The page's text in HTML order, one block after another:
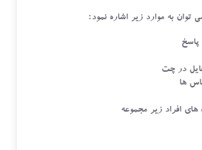
به موارد زیر اشاره نمود:
در چت
ها
افراد زیر مجموعه